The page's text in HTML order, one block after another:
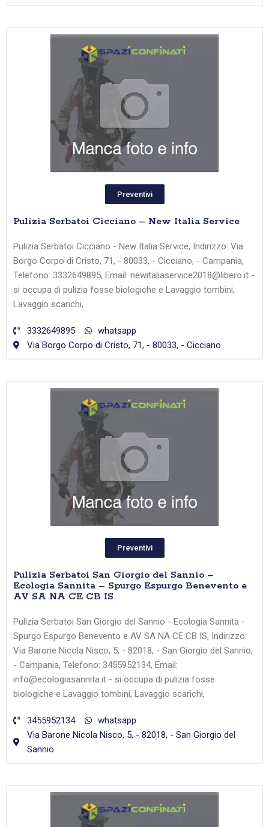
Preventivi
Pulizia Serbatoi Cicciano – New Italia Service
Pulizia Serbatoi Cicciano - New Italia Service, Indirizzo: Via
Borgo Corpo di Cristo, 71, - 80033, - Cicciano, - Campania,
Telefono: 3332649895, Email: newitaliaservice2018@libero.it -
si occupa di pulizia fosse biologiche e Lavaggio tombini,
Lavaggio scarichi,
3332649895
whatsapp
Via Borgo Corpo di Cristo, 71, - 80033, - Cicciano
Preventivi
Pulizia Serbatoi San Giorgio del Sannio –
Ecologia Sannita – Spurgo Espurgo Benevento e
AV SA NA CE CB IS
Pulizia Serbatoi San Giorgio del Sannio - Ecologia Sannita -
Spurgo Espurgo Benevento e AV SA NA CE CB IS, Indirizzo:
Via Barone Nicola Nisco, 5, - 82018, - San Giorgio del Sannio,
- Campania, Telefono: 3455952134, Email:
info@ecologiasannita.it - si occupa di pulizia fosse
biologiche e Lavaggio tombini, Lavaggio scarichi,
3455952134
whatsapp
Via Barone Nicola Nisco, 5, - 82018, - San Giorgio del
Sannio